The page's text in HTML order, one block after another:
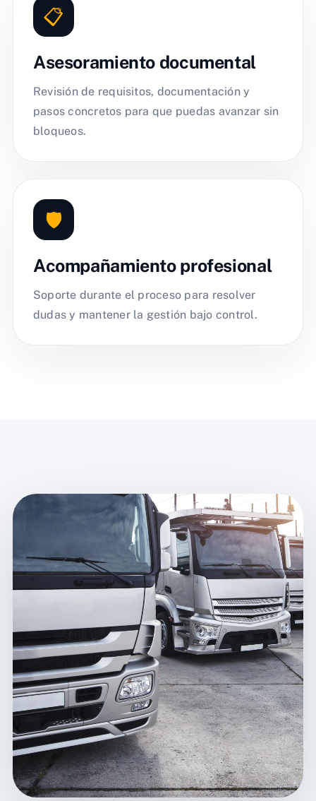
📋
Asesoramiento documental
Revisión de requisitos, documentación y
pasos concretos para que puedas avanzar sin
bloqueos.
🛡️
Acompañamiento profesional
Soporte durante el proceso para resolver
dudas y mantener la gestión bajo control.